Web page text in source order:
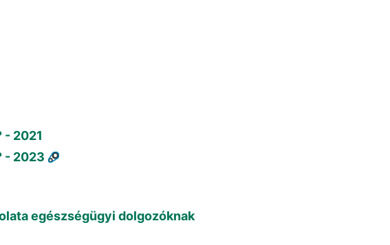
- 2021
- 2023
egészségügyi dolgozóknak